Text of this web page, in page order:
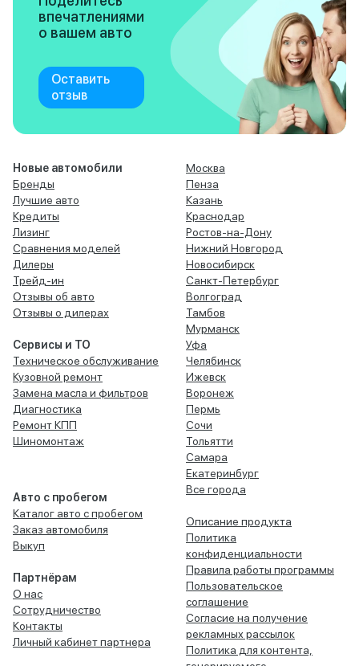
впечатлениями
о вашем авто
Оставить
отзыв
Новые автомобили
Бренды
Лучшие авто
Кредиты
Лизинг
Сравнения моделей
Дилеры
Трейд-ин
Отзывы об авто
Отзывы о дилерах
Сервисы и ТО
Техническое обслуживание
Кузовной ремонт
Замена масла и фильтров
Диагностика
Ремонт КПП
Шиномонтаж
Авто с пробегом
Каталог авто с пробегом
Заказ автомобиля
Выкуп
Партнёрам
О нас
Сотрудничество
Контакты
Личный кабинет партнера
Москва
Пенза
Казань
Краснодар
Ростов-на-Дону
Нижний Новгород
Новосибирск
Санкт-Петербург
Волгоград
Тамбов
Мурманск
Уфа
Челябинск
Ижевск
Воронеж
Пермь
Сочи
Тольятти
Самара
Екатеринбург
Все города
Описание продукта
Политика
конфиденциальности
Правила работы программы
Пользовательское
соглашение
Согласие на получение
рекламных рассылок
Политика для контента,